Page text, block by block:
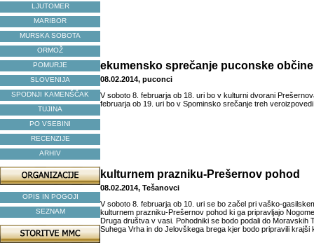
LJUTOMER
MARIBOR
MURSKA SOBOTA
ORMOŽ
POMURJE
SLOVENIJA
SPODNJI KAMENŠČAK
TUJINA
PO VSEBINI
RECENZIJE
ARHIV
OPIS IN POGOJI
SEZNAM
ekumensko sprečanje puconske občine
08.02.2014, puconci
V soboto 8. februarja ob 18. uri bo v kulturni dvorani
februarja ob 19. uri bo v Spominsko srečanje treh
kulturnem prazniku-Prešernov pohod
08.02.2014, Tešanovci
V soboto 8. februarja ob 10. uri se bo začel pri vaško-
kulturnem prazniku-Prešernov pohod ki ga pripravljajo
Druga društva v vasi. Pohodniki se bodo podali do Moravskih
Suhega Vrha in do Jelovškega brega kjer bodo pripravili krajši